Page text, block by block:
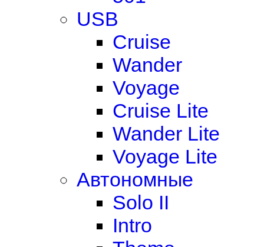
USB
Cruise
Wander
Voyage
Cruise Lite
Wander Lite
Voyage Lite
Автономные
Solo II
Intro